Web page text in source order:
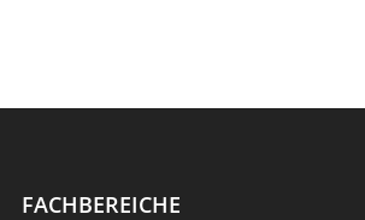
FACHBEREICHE